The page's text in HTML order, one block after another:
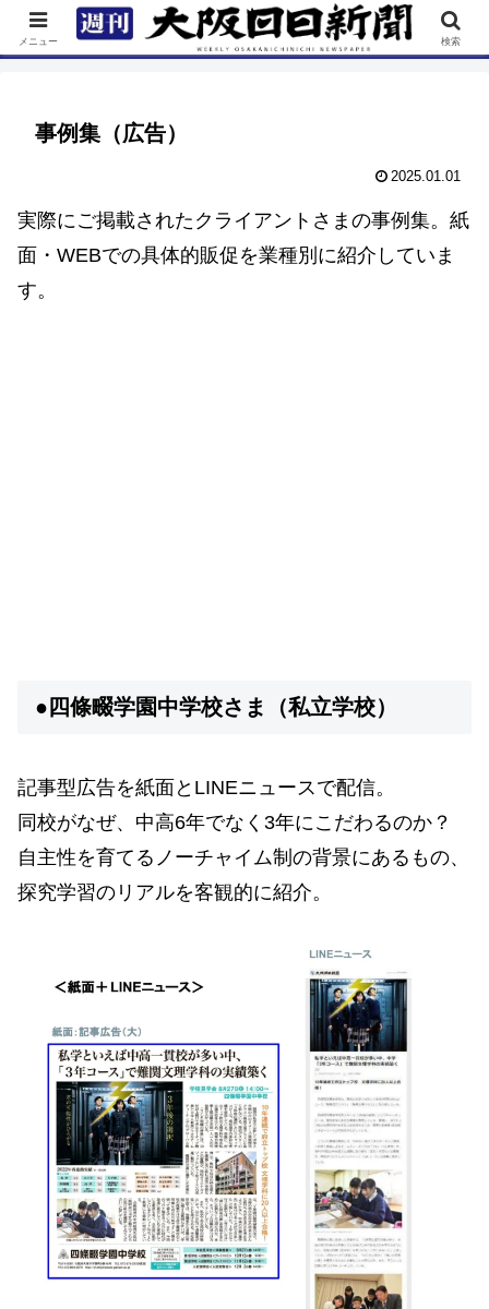
TOP 特集 ニュース 連載 街ネタ イベント
事例集（広告）
2025.01.01
実際にご掲載されたクライアントさまの事例集。紙
面・WEBでの具体的販促を業種別に紹介していま
す。
●四條畷学園中学校さま（私立学校）
記事型広告を紙面とLINEニュースで配信。
同校がなぜ、中高6年でなく3年にこだわるのか？
自主性を育てるノーチャイム制の背景にあるもの、
探究学習のリアルを客観的に紹介。
メニュー 検索